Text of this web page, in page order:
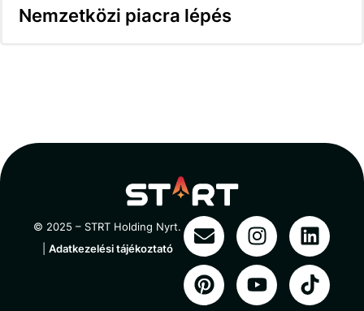
Nemzetközi piacra lépés
© 2025 – STRT Holding Nyrt.
Adatkezelési tájékoztató